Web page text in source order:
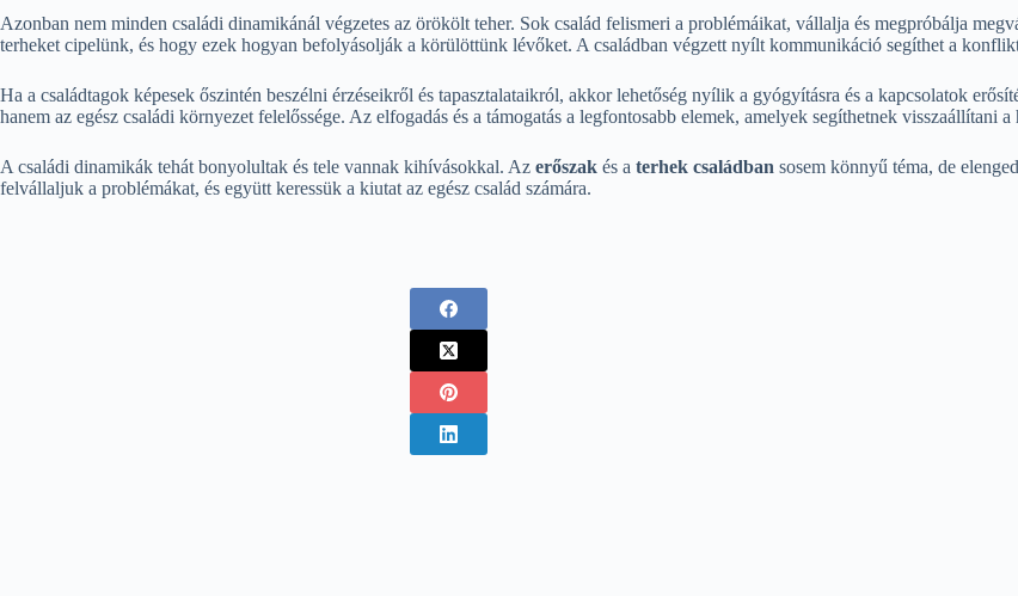
Azonban nem minden családi dinamikánál végzetes az örökölt teher. Sok család felismeri a problémáikat, vállalja és megpróbálja
terheket cipelünk, és hogy ezek hogyan befolyásolják a körülöttünk lévőket. A családban végzett nyílt kommunikáció segíthet a
Ha a családtagok képesek őszintén beszélni érzéseikről és tapasztalataikról, akkor lehetőség nyílik a gyógyításra és a kapcsolatok
hanem az egész családi környezet felelőssége. Az elfogadás és a támogatás a legfontosabb elemek, amelyek segíthetnek visszaállítani
A családi dinamikák tehát bonyolultak és tele vannak kihívásokkal. Az erőszak és a terhek családban sosem könnyű téma, de
felvállaljuk a problémákat, és együtt keressük a kiutat az egész család számára.